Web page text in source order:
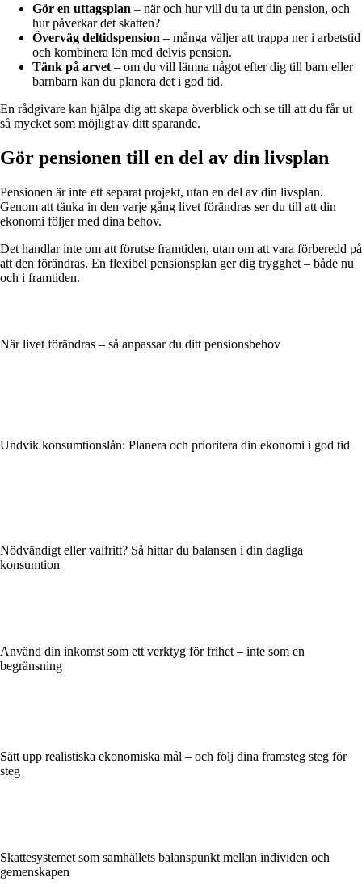
Gör en uttagsplan – när och hur vill du ta ut din pension, och
hur påverkar det skatten?
Överväg deltidspension – många väljer att trappa ner i arbetstid
och kombinera lön med delvis pension.
Tänk på arvet – om du vill lämna något efter dig till barn eller
barnbarn kan du planera det i god tid.
En rådgivare kan hjälpa dig att skapa överblick och se till att du får ut
så mycket som möjligt av ditt sparande.
Gör pensionen till en del av din livsplan
Pensionen är inte ett separat projekt, utan en del av din livsplan.
Genom att tänka in den varje gång livet förändras ser du till att din
ekonomi följer med dina behov.
Det handlar inte om att förutse framtiden, utan om att vara förberedd på
att den förändras. En flexibel pensionsplan ger dig trygghet – både nu
och i framtiden.
När livet förändras – så anpassar du ditt pensionsbehov
Undvik konsumtionslån: Planera och prioritera din ekonomi i god tid
Nödvändigt eller valfritt? Så hittar du balansen i din dagliga
konsumtion
Använd din inkomst som ett verktyg för frihet – inte som en
begränsning
Sätt upp realistiska ekonomiska mål – och följ dina framsteg steg för
steg
Skattesystemet som samhällets balanspunkt mellan individen och
gemenskapen